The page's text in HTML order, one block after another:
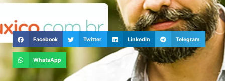
Facebook Twitter LinkedIn Telegram
WhatsApp